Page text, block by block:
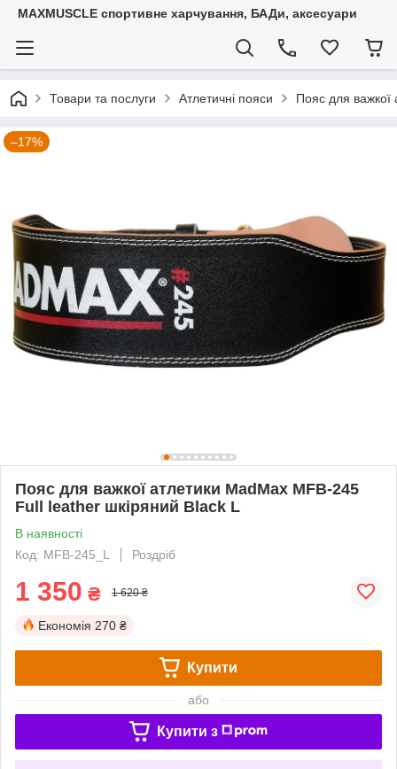
MAXMUSCLE спортивне харчування, БАДи, аксесуари
Товари та послуги Атлетичні пояси Пояс для важкої
–17%
Пояс для важкої атлетики MadMax MFB-245
Full leather шкіряний Black L
В наявності
Код: MFB-245_L
Роздріб
1 350 ₴ 1 620 ₴
Економія 270 ₴
Купити
або
Купити з